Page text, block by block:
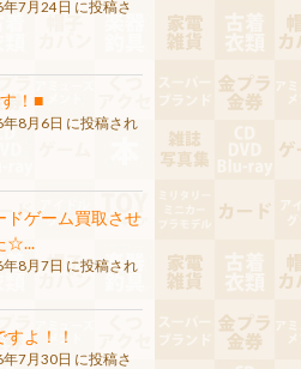
年7月24日 に投稿さ
！■
年8月6日 に投稿され
ゲーム買取させ
☆...
年8月7日 に投稿され
よ！！
年7月30日 に投稿さ